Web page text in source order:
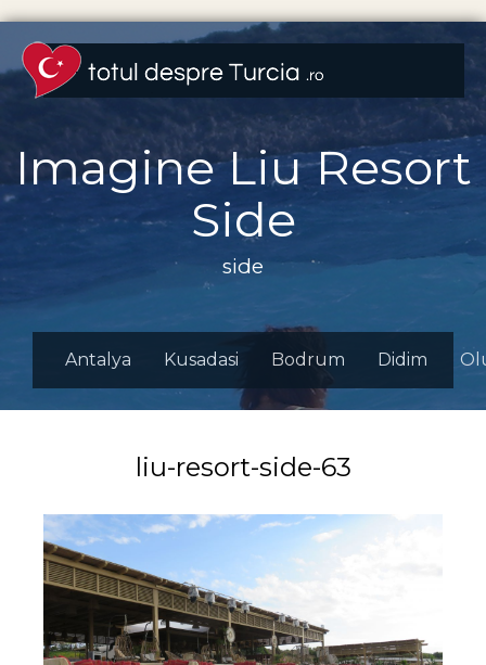
Imagine Liu Resort
Side
side
Antalya Kusadasi Bodrum Didim
liu-resort-side-63